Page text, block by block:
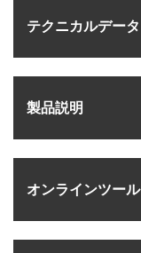
テクニカルデータ
製品説明
オンラインツール